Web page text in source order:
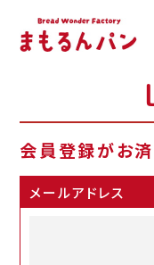
会員登録がお
メールアドレス